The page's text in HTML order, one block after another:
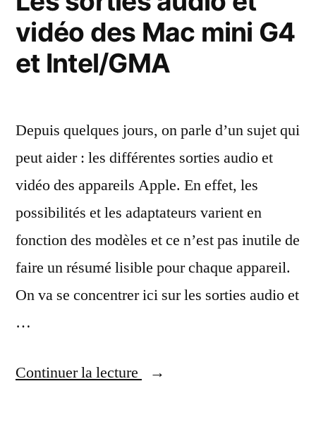
liste
complète
vidéo des Mac mini G4
et Intel/GMA
Depuis quelques jours, on parle d’un sujet qui
peut aider : les différentes sorties audio et
vidéo des appareils Apple. En effet, les
possibilités et les adaptateurs varient en
fonction des modèles et ce n’est pas inutile de
faire un résumé lisible pour chaque appareil.
On va se concentrer ici sur les sorties audio et
…
Continuer la lecture
« Les